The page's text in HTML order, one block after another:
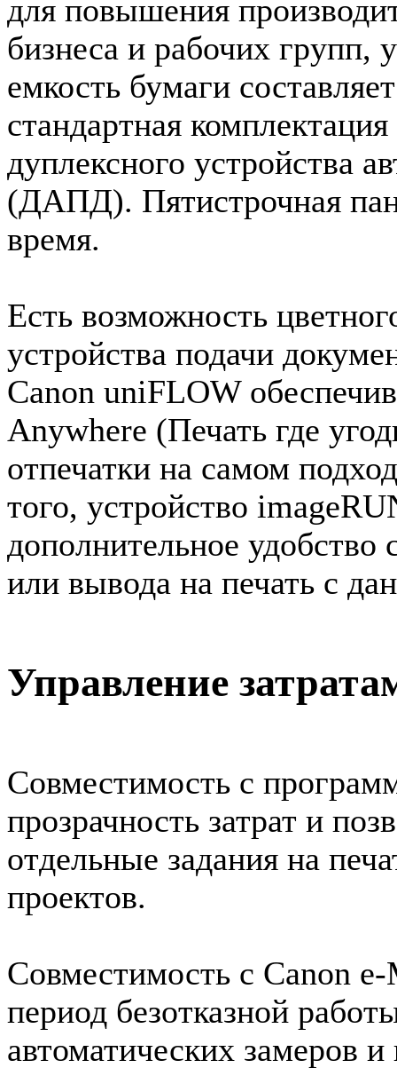
для повышения
бизнеса и рабочих групп,
емкость бумаги
стандартная
дуплексного устройства
(ДАПД). Пятистрочная
время.
Есть возможность
устройства подачи
Canon uniFLOW
Anywhere (Печать где
отпечатки на самом
того, устройство
дополнительное удобство
или вывода на печать с
Управление
Совместимость с
прозрачность затрат и
отдельные задания на
проектов.
Совместимость с Canon
период безотказной
автоматических замеров